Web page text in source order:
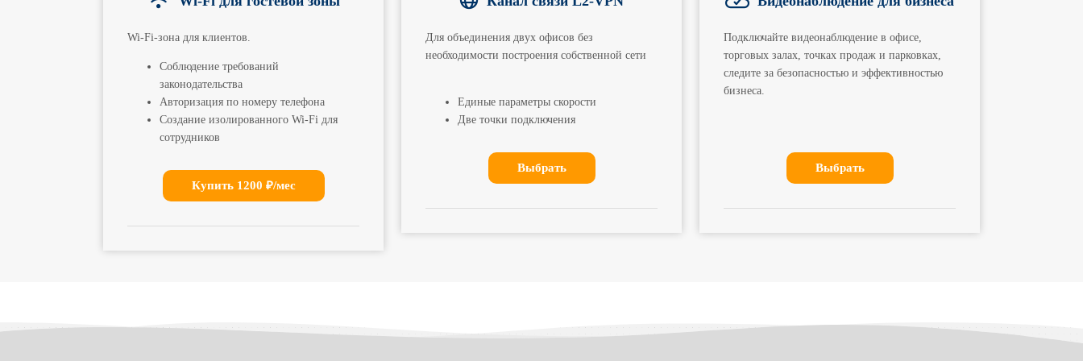
Wi-Fi-зона для клиентов.
Соблюдение требований
законодательства
Авторизация по номеру телефона
Создание изолированного Wi-Fi для
сотрудников
Купить 1200 ₽/мес
Для объединения двух офисов без
необходимости построения собственной сети
Единые параметры скорости
Две точки подключения
Выбрать
Подключайте видеонаблюдение в офисе,
торговых залах, точках продаж и парковках,
следите за безопасностью и эффективностью
бизнеса.
Выбрать